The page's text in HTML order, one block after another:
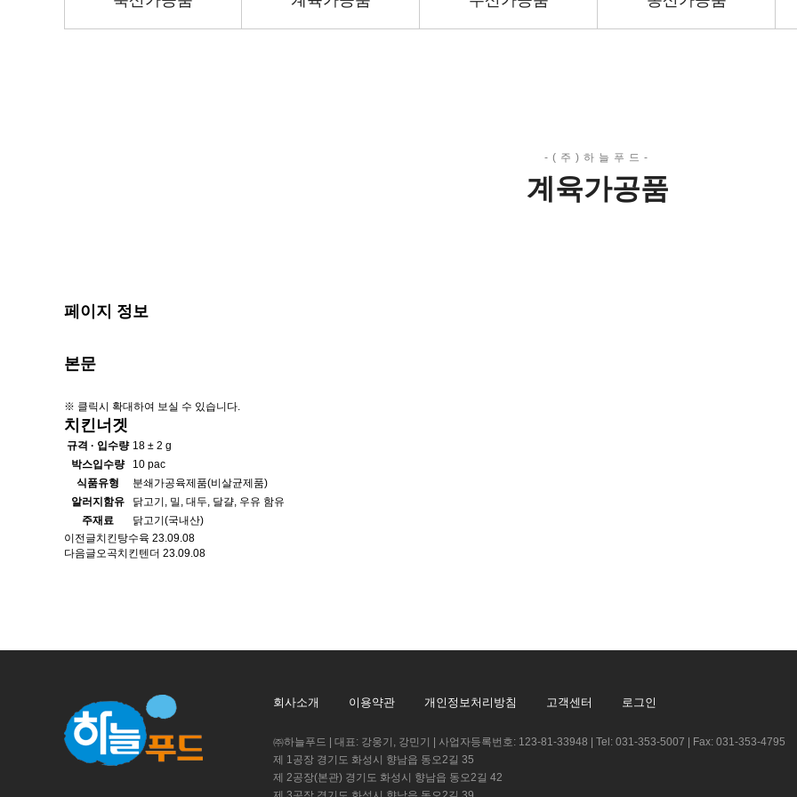
계육가공품
페이지 정보
본문
※ 클릭시 확대하여 보실 수 있습니다.
치킨너겟
규격 · 입수량 18 ± 2 g
박스입수량
10 pac
식품유형
분쇄가공육제품(비살균제품)
알러지함유
닭고기, 밀, 대두, 달걀, 우유 함유
주재료
닭고기(국내산)
이전글치킨탕수육 23.09.08
다음글오곡치킨텐더 23.09.08
회사소개 이용약관 개인정보처리방침 고객센터 로그인
㈜하늘푸드 | 대표: 강웅기, 강민기 | 사업자등록번호: 123-81-33948 | Tel: 031-353-5007 | Fax: 031-353-4795
제 1공장 경기도 화성시 향남읍 동오2길 35
제 2공장(본관) 경기도 화성시 향남읍 동오2길 42